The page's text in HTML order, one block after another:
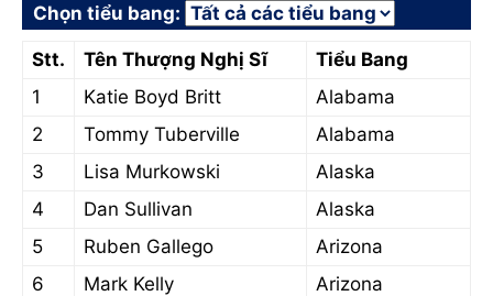
Chọn tiểu bang:
Stt. Tên Thượng Nghị Sĩ
Tiểu Bang
1
Katie Boyd Britt
Alabama
2
Tommy Tuberville
Alabama
3
Lisa Murkowski
Alaska
4
Dan Sullivan
Alaska
5
Ruben Gallego
Arizona
6
Mark Kelly
Arizona